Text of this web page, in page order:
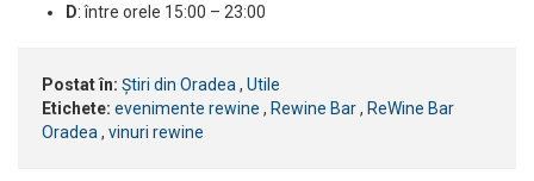
D: între orele 15:00 – 23:00
Postat în: Știri din Oradea , Utile
Etichete: evenimente rewine , Rewine Bar, ReWine Bar
Oradea , vinuri rewine